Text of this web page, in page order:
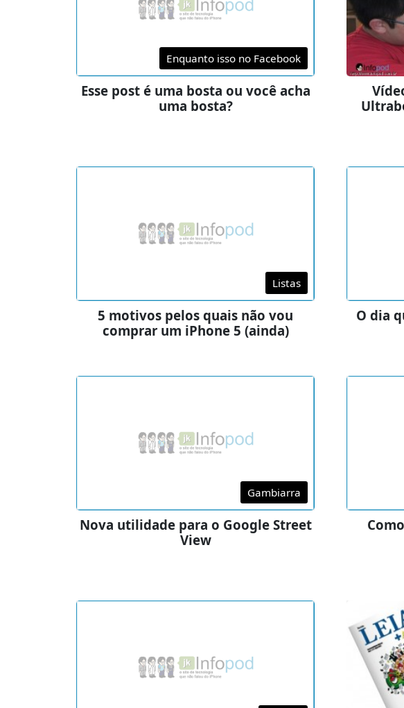
Enquanto isso no Facebook
Esse post é uma bosta ou você acha
uma bosta?
Listas
5 motivos pelos quais não vou
comprar um iPhone 5 (ainda)
O dia
Gambiarra
Nova utilidade para o Google Street
View